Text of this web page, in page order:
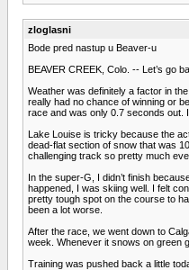
zloglasni
Bode pred nastup u Beaver-u
BEAVER CREEK, Colo. -- Let’s go
Weather was definitely a factor in
really had no chance of winning or
race and was only 0.7 seconds out.
Lake Louise is tricky because the
dead-flat section of snow that was
challenging track so pretty much
In the super-G, I didn’t finish
happened, I was skiing well. I felt
pretty tough spot on the course to
been a lot worse.
After the race, we went down to
week. Whenever it snows on green
Training was pushed back a little